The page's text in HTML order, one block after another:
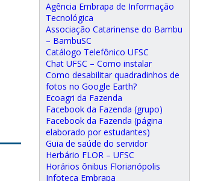
Agência Embrapa de Informação
Tecnológica
Associação Catarinense do Bambu
– BambuSC
Catálogo Telefônico UFSC
Chat UFSC – Como instalar
Como desabilitar quadradinhos de
fotos no Google Earth?
Ecoagri da Fazenda
Facebook da Fazenda (grupo)
Facebook da Fazenda (página
elaborado por estudantes)
Guia de saúde do servidor
Herbário FLOR – UFSC
Horários ônibus Florianópolis
Infoteca Embrapa